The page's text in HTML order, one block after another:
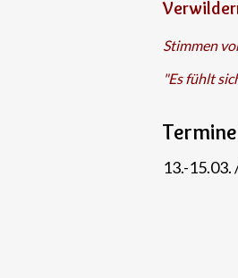
Stimmen
"Es fühlt
13.-15.03.